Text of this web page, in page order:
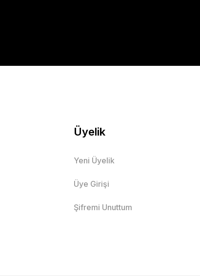
Üyelik
Yeni Üyelik
Üye Girişi
Şifremi Unuttum